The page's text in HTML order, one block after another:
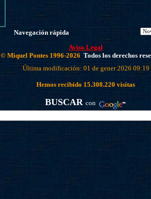
Navegación rápida
Aviso Legal
© Miquel Pontes 1996-2026 Todos los derechos
Última modificación: 01 de gener 2026 09:19
Hemos recibido 15.308.220 visitas
BUSCAR con